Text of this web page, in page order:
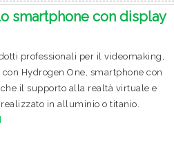
smartphone con display
professionali per il videomaking,
Hydrogen One, smartphone con
il supporto alla realtà virtuale e
in alluminio o titanio.